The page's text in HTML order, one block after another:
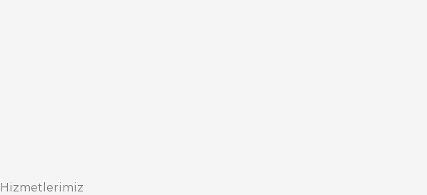
Hizmetlerimiz